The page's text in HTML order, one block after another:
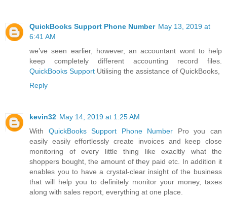
QuickBooks Support Phone Number May 13, 2019 at
6:41 AM
we’ve seen earlier, however, an accountant wont to help
keep completely different accounting record files.
QuickBooks Support Utilising the assistance of QuickBooks,
Reply
kevin32 May 14, 2019 at 1:25 AM
With QuickBooks Support Phone Number Pro you can
easily easily effortlessly create invoices and keep close
monitoring of every little thing like exacltly what the
shoppers bought, the amount of they paid etc. In addition it
enables you to have a crystal-clear insight of the business
that will help you to definitely monitor your money, taxes
along with sales report, everything at one place.